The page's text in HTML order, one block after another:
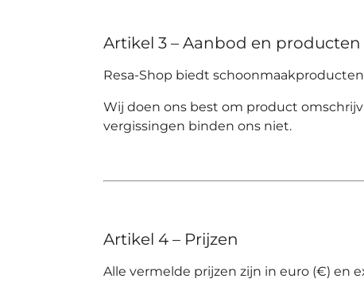
Artikel 3 – Aanbod en producten
Resa-Shop biedt
Wij doen ons best om product
vergissingen binden ons niet.
Artikel 4 – Prijzen
Alle vermelde prijzen zijn in euro (€) en